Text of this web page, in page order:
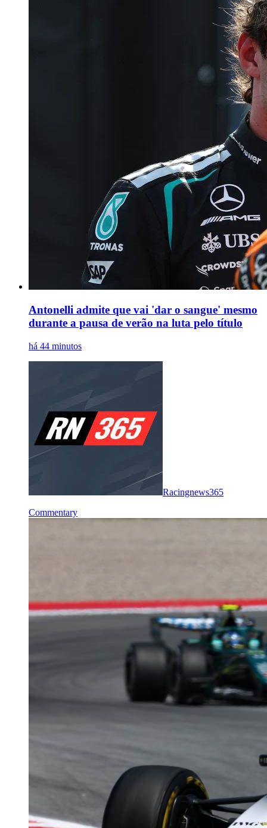
Antonelli admite que vai 'dar o sangue' mesmo
durante a pausa de verão na luta pelo título
há 44 minutos
Racingnews365
Commentary